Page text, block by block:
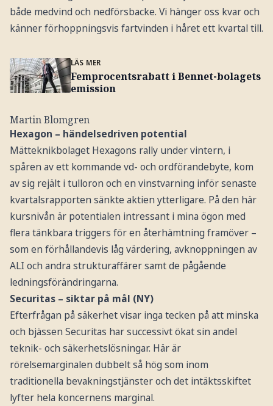
både medvind och nedförsbacke. Vi hänger oss kvar och
känner förhoppningsvis fartvinden i håret ett kvartal till.
LÄS MER
Femprocentsrabatt i Bennet-bolagets
emission
Martin Blomgren
Hexagon – händelsedriven potential
Mätteknikbolaget Hexagons rally under vintern, i
spåren av ett kommande vd- och ordförandebyte, kom
av sig rejält i tulloron och en vinstvarning inför senaste
kvartalsrapporten sänkte aktien ytterligare. På den här
kursnivån är potentialen intressant i mina ögon med
flera tänkbara triggers för en återhämtning framöver –
som en förhållandevis låg värdering, avknoppningen av
ALI och andra strukturaffärer samt de pågående
ledningsförändringarna.
Securitas – siktar på mål (NY)
Efterfrågan på säkerhet visar inga tecken på att minska
och bjässen Securitas har successivt ökat sin andel
teknik- och säkerhetslösningar. Här är
rörelsemarginalen dubbelt så hög som inom
traditionella bevakningstjänster och det intäktsskiftet
lyfter hela koncernens marginal.